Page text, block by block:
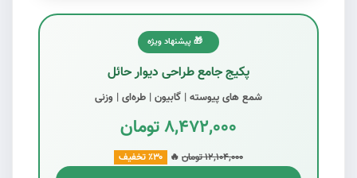
🎁 پیشنهاد ویژه
پکیج جامع طراحی دیوار حائل
شمع های پیوسته | گابیون | طره‌ای | وزنی
۸,۴۷۲,۰۰۰ تومان
۱۲,۱۰۴,۰۰۰ تومان 🔥